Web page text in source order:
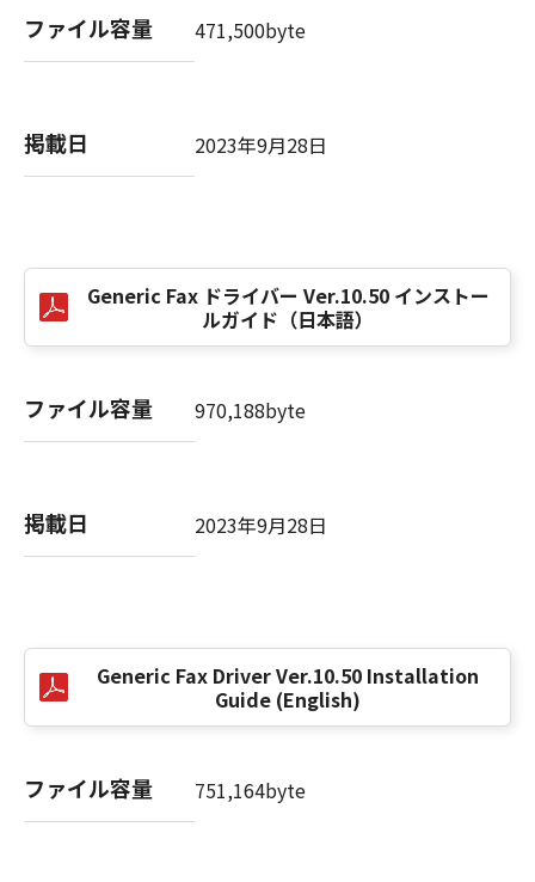
府エンドユーザーである場合、以下の規定が適
用されます：The SOFTWARE is a "commercial
computer software" and "commercial
computer software documentation," as such
all U.S. Government End Users shall acquire
the SOFTWARE with only those rights set
forth herein. The manufacturer is Canon
本条項中で使用される"the SOFTWARE"とは、
本契約書中で定義される「本ソフトウェア」を
10．分離可能性
本契約書のいずれかの条項またはその一部が法
す。
以 上
キヤノン株式会社
ファイル容量 471,500byte
掲載日 2023年9月28日
Generic Fax ドライバー Ver.10.50 インストー
ルガイド（日本語）
ファイル容量 970,188byte
掲載日 2023年9月28日
Generic Fax Driver Ver.10.50 Installation
Guide (English)
ファイル容量 751,164byte